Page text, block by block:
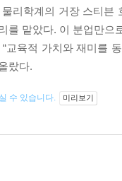
리학계의 거장 스티
를 맡았다. 이 분업만
교육적 가치와 재미를
랐다.
수 있습니다. 미리보기